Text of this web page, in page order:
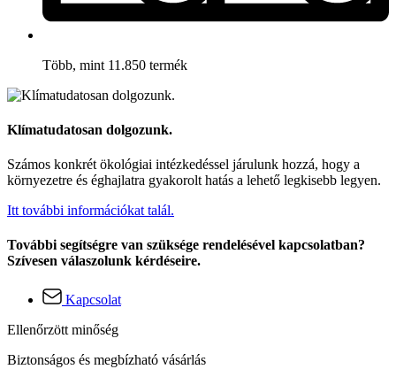
Több, mint 11.850 termék
Klímatudatosan dolgozunk.
Számos konkrét ökológiai intézkedéssel járulunk hozzá, hogy a
környezetre és éghajlatra gyakorolt hatás a lehető legkisebb legyen.
Itt további információkat talál.
További segítségre van szüksége rendelésével kapcsolatban?
Szívesen válaszolunk kérdéseire.
Kapcsolat
Ellenőrzött minőség
Biztonságos és megbízható vásárlás